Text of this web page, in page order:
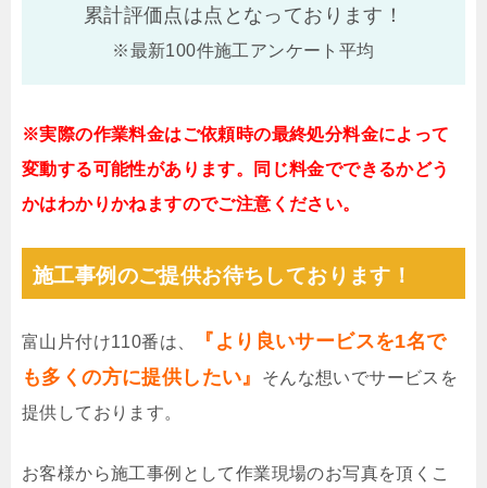
累計評価点は点となっております！
※最新100件施工アンケート平均
※実際の作業料金はご依頼時の最終処分料金によって
変動する可能性があります。同じ料金でできるかどう
かはわかりかねますのでご注意ください。
施工事例のご提供お待ちしております！
富山片付け110番は、
『より良いサービスを1名で
も多くの方に提供したい』
そんな想いでサービスを
提供しております。
お客様から施工事例として作業現場のお写真を頂くこ